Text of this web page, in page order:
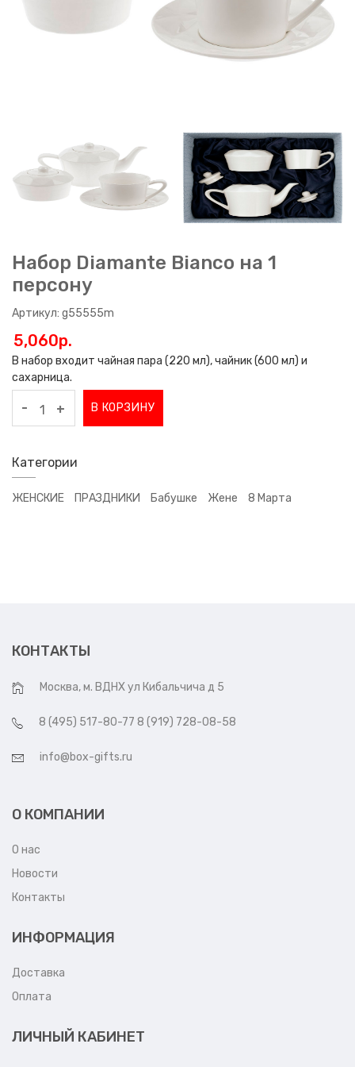
Набор Diamante Bianco на 1
персону
Артикул: g55555m
5,060p.
В набор входит чайная пара (220 мл), чайник (600 мл) и
сахарница.
- + В КОРЗИНУ
Категории
ЖЕНСКИЕ ПРАЗДНИКИ Бабушке Жене 8 Марта
КОНТАКТЫ
Москва, м. ВДНХ ул Кибальчича д 5
8 (495) 517-80-77 8 (919) 728-08-58
info@box-gifts.ru
О КОМПАНИИ
О нас
Новости
Контакты
ИНФОРМАЦИЯ
Доставка
Оплата
ЛИЧНЫЙ КАБИНЕТ